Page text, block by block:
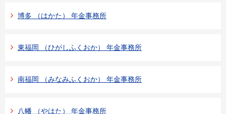
博多 （はかた） 年金事務所
東福岡 （ひがしふくおか） 年金事務所
南福岡 （みなみふくおか） 年金事務所
八幡 （やはた） 年金事務所